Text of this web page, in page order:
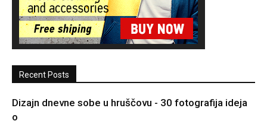
Recent Posts
Dizajn dnevne sobe u hruščovu - 30 fotografija ideja
o